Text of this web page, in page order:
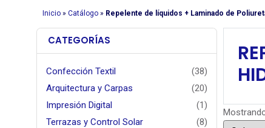
Inicio» Catálogo» Repelente de líquidos + Laminado de
CATEGORÍAS
Confección Textil
(38)
Arquitectura y Carpas
(20)
Impresión Digital
(1)
Terrazas y Control Solar
(8)